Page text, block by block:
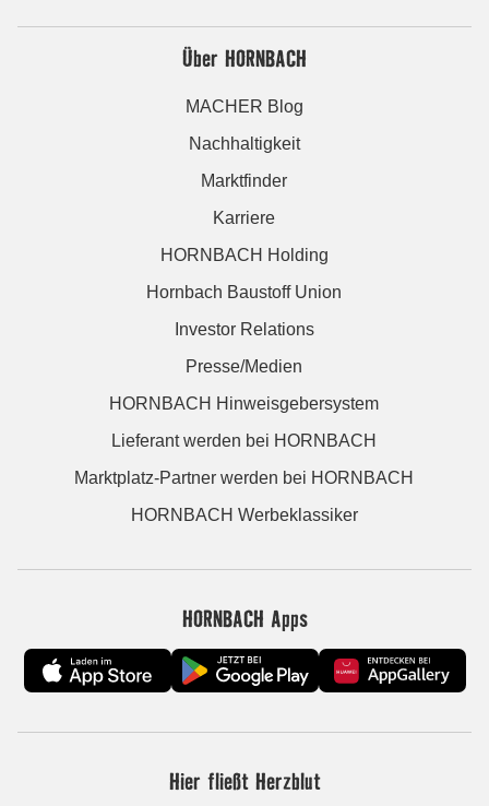
Über HORNBACH
MACHER Blog
Nachhaltigkeit
Marktfinder
Karriere
HORNBACH Holding
Hornbach Baustoff Union
Investor Relations
Presse/Medien
HORNBACH Hinweisgebersystem
Lieferant werden bei HORNBACH
Marktplatz-Partner werden bei HORNBACH
HORNBACH Werbeklassiker
HORNBACH Apps
Hier fließt Herzblut